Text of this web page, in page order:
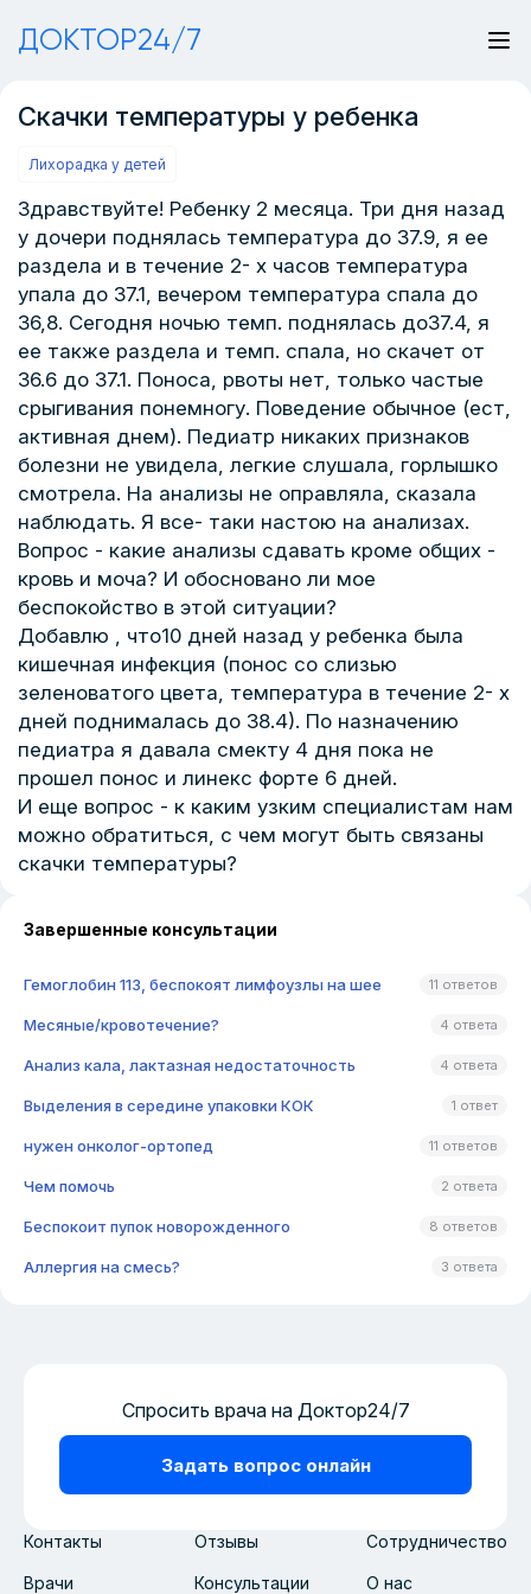
ДОКТОР24/7
Скачки температуры у ребенка
Лихорадка у детей
Здравствуйте! Ребенку 2 месяца. Три дня назад
у дочери поднялась температура до 37.9, я ее
раздела и в течение 2- х часов температура
упала до 37.1, вечером температура спала до
36,8. Сегодня ночью темп. поднялась до37.4, я
ее также раздела и темп. спала, но скачет от
36.6 до 37.1. Поноса, рвоты нет, только частые
срыгивания понемногу. Поведение обычное (ест,
активная днем). Педиатр никаких признаков
болезни не увидела, легкие слушала, горлышко
смотрела. На анализы не оправляла, сказала
наблюдать. Я все- таки настою на анализах.
Вопрос - какие анализы сдавать кроме общих -
кровь и моча? И обосновано ли мое
беспокойство в этой ситуации?
Добавлю , что10 дней назад у ребенка была
кишечная инфекция (понос со слизью
зеленоватого цвета, температура в течение 2- х
дней поднималась до 38.4). По назначению
педиатра я давала смекту 4 дня пока не
прошел понос и линекс форте 6 дней.
И еще вопрос - к каким узким специалистам нам
можно обратиться, с чем могут быть связаны
скачки температуры?
Завершенные консультации
Гемоглобин 113, беспокоят лимфоузлы на шее 11 ответов
Месяные/кровотечение? 4 ответа
Анализ кала, лактазная недостаточность 4 ответа
Выделения в середине упаковки КОК 1 ответ
нужен онколог-ортопед 11 ответов
Чем помочь 2 ответа
Беспокоит пупок новорожденного 8 ответов
Аллергия на смесь? 3 ответа
Контакты Отзывы Сотрудничество
Врачи Консультации О нас
Спросить врача на Доктор24/7
Задать вопрос онлайн